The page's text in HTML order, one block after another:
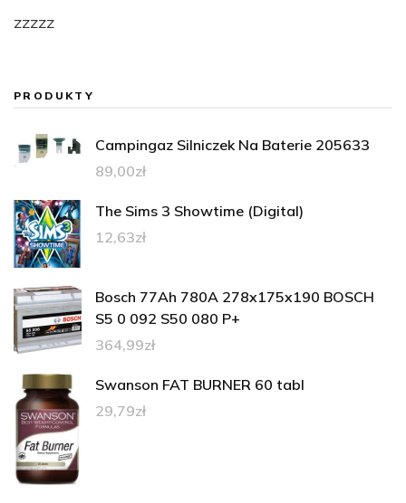
zzzzz
PRODUKTY
Campingaz Silniczek Na Baterie 205633
89,00zł
The Sims 3 Showtime (Digital)
12,63zł
Bosch 77Ah 780A 278x175x190 BOSCH
S5 0 092 S50 080 P+
364,99zł
Swanson FAT BURNER 60 tabl
29,79zł